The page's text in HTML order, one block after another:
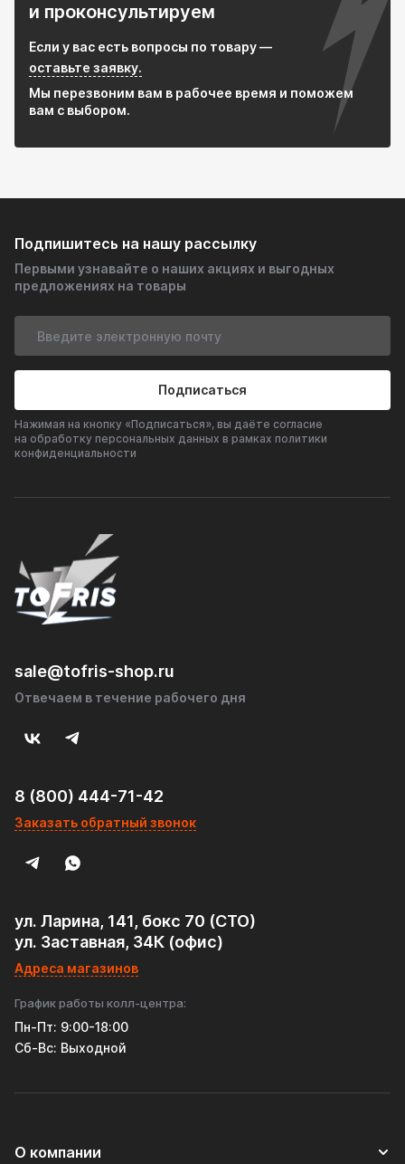
и проконсультируем
Если у вас есть вопросы по товару —
оставьте заявку.
Мы перезвоним вам в рабочее время и поможем
вам с выбором.
Подпишитесь на нашу рассылку
Первыми узнавайте о наших акциях и выгодных
предложениях на товары
Подписаться
Нажимая на кнопку «Подписаться», вы даёте согласие
на обработку персональных данных в рамках политики
конфиденциальности
sale@tofris-shop.ru
Отвечаем в течение рабочего дня
8 (800) 444-71-42
Заказать обратный звонок
ул. Ларина, 141, бокс 70 (СТО)
ул. Заставная, 34К (офис)
Адреса магазинов
График работы колл-центра:
Пн-Пт: 9:00-18:00
Cб-Вс: Выходной
О компании